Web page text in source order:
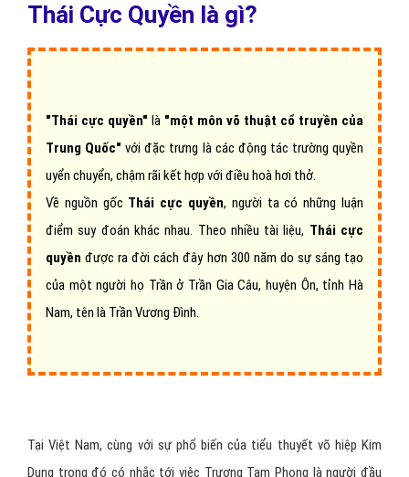
Thái Cực Quyền là gì?
"Thái cực quyền" là "một môn võ thuật cổ truyền của
Trung Quốc" với đặc trưng là các động tác trường quyền
uyển chuyển, chậm rãi kết hợp với điều hoà hơi thở.
Về nguồn gốc Thái cực quyền, người ta có những luận
điểm suy đoán khác nhau. Theo nhiều tài liệu, Thái cực
quyền được ra đời cách đây hơn 300 năm do sự sáng tạo
của một người họ Trần ở Trần Gia Câu, huyện Ôn, tỉnh Hà
Nam, tên là Trần Vương Đình.
Tại Việt Nam, cùng với sự phổ biến của tiểu thuyết võ hiệp Kim
Dung trong đó có nhắc tới việc Trương Tam Phong là người đầu